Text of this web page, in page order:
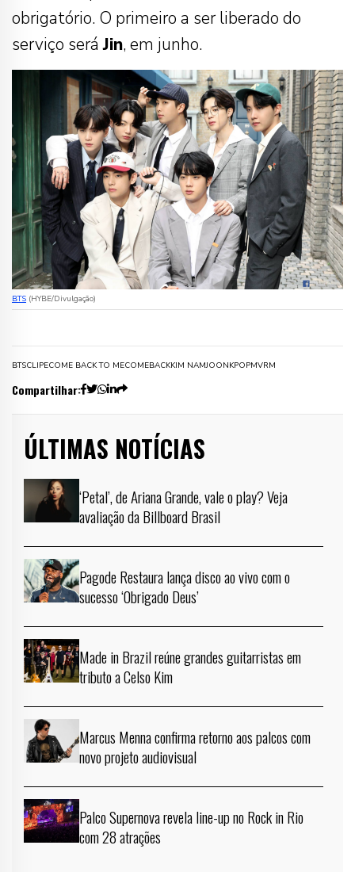
obrigatório. O primeiro a ser liberado do
serviço seráJin, em junho.
BTS (HYBE/Divulgação)
BTSCLIPECOME BACK TO MECOMEBACKKIM NAMJOONKPOPMVRM
Compartilhar:
ÚLTIMAS NOTÍCIAS
‘Petal’, de Ariana Grande, vale o play? Veja
avaliação da Billboard Brasil
Pagode Restaura lança disco ao vivo com o
sucesso ‘Obrigado Deus’
Made in Brazil reúne grandes guitarristas em
tributo a Celso Kim
Marcus Menna confirma retorno aos palcos com
novo projeto audiovisual
Palco Supernova revela line-up no Rock in Rio
com 28 atrações